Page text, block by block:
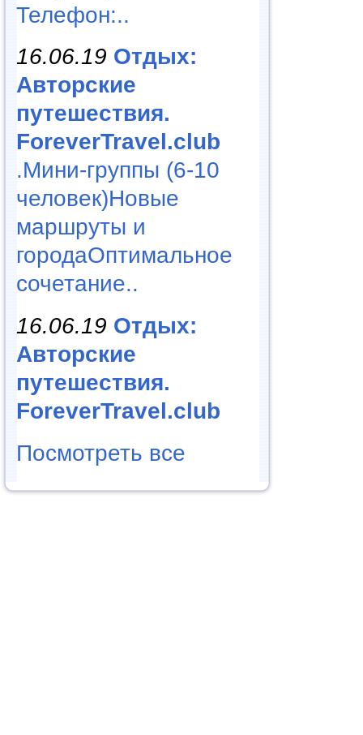
Телефон:..
16.06.19 Отдых:
Авторские
путешествия.
ForeverTravel.club
.Мини-группы (6-10
человек)Новые
маршруты и
городаОптимальное
сочетание..
16.06.19 Отдых:
Авторские
путешествия.
ForeverTravel.club
Посмотреть все